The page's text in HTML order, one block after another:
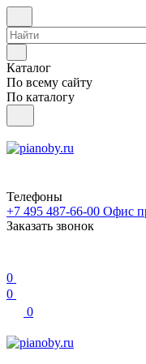
Каталог
По всему сайту
По каталогу
Телефоны
+7 495 487-66-00 Офис
Заказать звонок
0
0
0